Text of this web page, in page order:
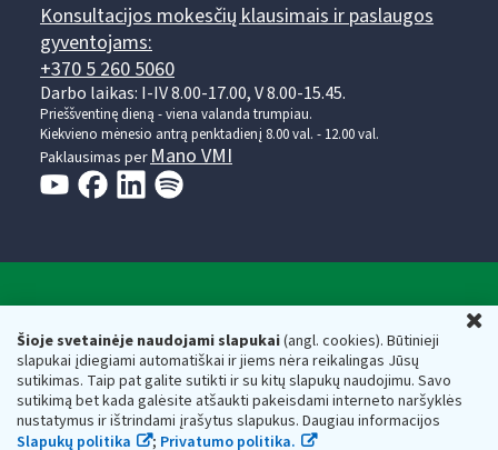
Šioje svetainėje naudojami slapukai(angl. cookies). Būtinieji
slapukai įdiegiami automatiškai ir jiems nėra reikalingas Jūsų
sutikimas. Taip pat galite sutikti ir su kitų slapukų naudojimu. Savo
sutikimą bet kada galėsite atšaukti pakeisdami interneto naršyklės
nustatymus ir ištrindami įrašytus slapukus. Daugiau informacijos
Slapukų politika
; Privatumo politika.
Konsultacijos mokesčių klausimais ir paslaugos
gyventojams:
+370 5 260 5060
Darbo laikas: I-IV 8.00-17.00, V 8.00-15.45.
Prieššventinę dieną - viena valanda trumpiau.
Kiekvieno mėnesio antrą penktadienį 8.00 val. - 12.00 val.
Paklausimas per Mano VMI
Respublikos finansų ministerijos
Biudžetinė įstaiga. Juridinio asmens kodas — 188659752,
adresas: Vasario 16-osios g. 14, 01107 Vilnius, Lietuva, el.paštas:
vmi@vmi.lt, E. pristatymo dėžutės adresas 188659752
Duomenys apie Valstybinę mokesčių inspekciją prie Lietuvos